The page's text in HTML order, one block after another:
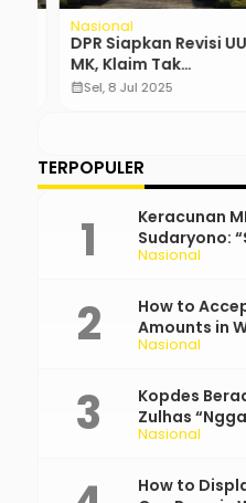
Nasional
DPR Siapkan Revisi UU
MK, Klaim Tak
Berkaitan Pemisahan
Sel, 8 Jul 2025
TERPOPULER
Nasional
Keracunan
Sudaryono:
Bertanggung
Nasional
How to
Amounts in
Nasional
Kopdes
Zulhas
How to